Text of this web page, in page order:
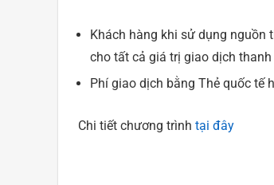
Khách hàng khi sử dụng nguồn
cho tất cả giá trị giao dịch
Phí giao dịch bằng Thẻ quốc tế
Chi tiết chương trình tại đây